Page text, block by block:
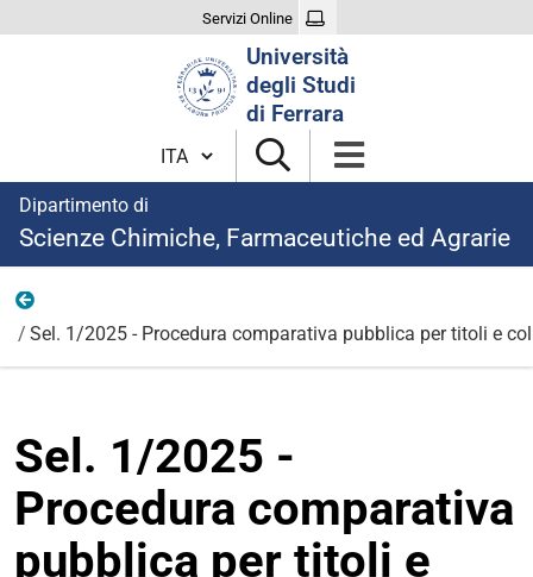
Servizi Online
Università
degli Studi
di Ferrara
Cambia lingua
Dipartimento di
Scienze Chimiche, Farmaceutiche ed Agrarie
Sel. 1/2025 - Procedura comparativa pubblica per titoli e
Sel. 1/2025 -
Procedura comparativa
pubblica per titoli e